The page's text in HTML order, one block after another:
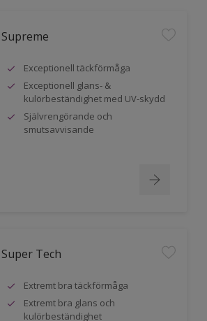
Exceptionell täckförmåga
Exceptionell glans- &
kulörbeständighet med UV-skydd
Självrengörande och
smutsavvisande
Tech
Extremt bra täckförmåga
Extremt bra glans och
kulörbeständighet